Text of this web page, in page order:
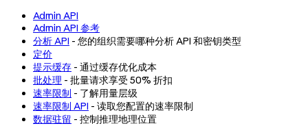
Admin API
Admin API 参考
分析 API - 您的组织需要哪种分析 API 和密钥类型
定价
提示缓存 - 通过缓存优化成本
批处理 - 批量请求享受 50% 折扣
速率限制 - 了解用量层级
速率限制 API - 读取您配置的速率限制
数据驻留 - 控制推理地理位置